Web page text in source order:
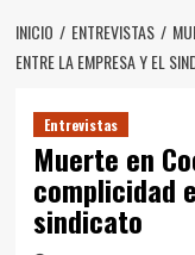
INICIO ENTREVISTAS
ENTRE LA EMPRESA Y EL
Entrevistas
Muerte en
complicidad
sindicato